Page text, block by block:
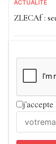
ACTUALITE
ZLECAf :
j'accepte